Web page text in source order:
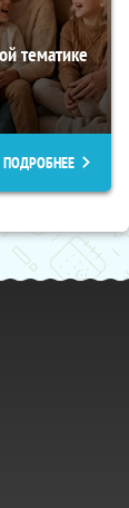
тематике
ПОДРОБНЕЕ